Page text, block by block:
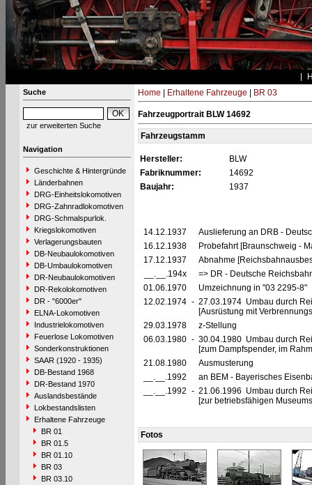
Suche
zur erweiterten Suche
Navigation
Geschichte & Hintergründe
Länderbahnen
DRG-Einheitslokomotiven
DRG-Zahnradlokomotiven
DRG-Schmalspurlok.
Kriegslokomotiven
Verlagerungsbauten
DB-Neubaulokomotiven
DB-Umbaulokomotiven
DR-Neubaulokomotiven
DR-Rekolokomotiven
DR - "6000er"
ELNA-Lokomotiven
Industrielokomotiven
Feuerlose Lokomotiven
Sonderkonstruktionen
SAAR (1920 - 1935)
DB-Bestand 1968
DR-Bestand 1970
Auslandsbestände
Lokbestandslisten
Erhaltene Fahrzeuge
BR 01
BR 01.5
BR 01.10
BR 03
BR 03.10
Home Erhaltene Fahrzeuge BR 03
Fahrzeugportrait BLW 14692
Fahrzeugstamm
Hersteller:
BLW
Fabriknummer:
14692
Baujahr:
1937
14.12.1937
Auslieferung an DRB -
16.12.1938
Probefahrt [Braunschweig -
17.12.1937
Abnahme
__.__.194x
=> DR - Deutsche
01.06.1970
Umzeichnung in "03 2295-8"
12.02.1974 - 27.03.1974 Umbau durch
[Ausrüstung mit
29.03.1978
z-Stellung
06.03.1980 - 30.04.1980 Umbau durch
[zum Dampfspender, im
21.08.1980
Ausmusterung
__.__.1992
an BEM - Bayerisches
__.__.1992 - 21.06.1996 Umbau durch
[zur betriebsfähigen
Fotos